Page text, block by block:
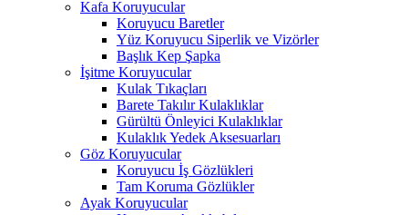
Kafa Koruyucular
Koruyucu Baretler
Yüz Koruyucu Siperlik ve Vizörler
Başlık Kep Şapka
İşitme Koruyucular
Kulak Tıkaçları
Barete Takılır Kulaklıklar
Gürültü Önleyici Kulaklıklar
Kulaklık Yedek Aksesuarları
Göz Koruyucular
Koruyucu İş Gözlükleri
Tam Koruma Gözlükler
Ayak Koruyucular